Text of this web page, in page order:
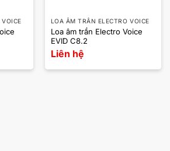
LOA ÂM TRẦN ELECTRO VOICE
Loa âm trần Electro Voice
EVID C8.2
Liên hệ